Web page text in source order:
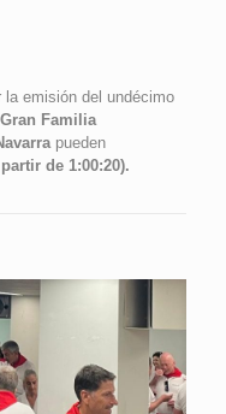
la emisión del undécimo
Gran Familia
pueden
de 1:00:20).